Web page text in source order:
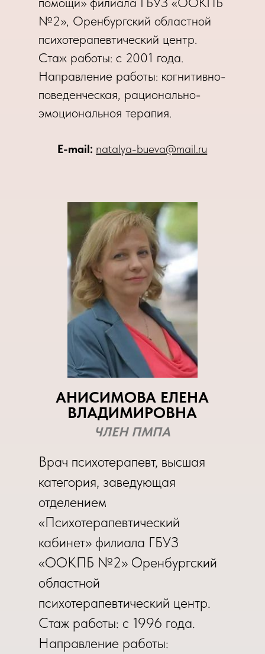
№2», Оренбургский областной
психотерапевтический центр.
Стаж работы: с 2001 года.
Направление работы: когнитивно-
поведенческая, рационально-
эмоциональноя терапия.
Е-mail: natalya-bueva@mail.ru
АНИСИМОВА ЕЛЕНА
ВЛАДИМИРОВНА
ЧЛЕН ПМПА
Врач психотерапевт, высшая
категория, заведующая
отделением
«Психотерапевтический
кабинет» филиала ГБУЗ
«ООКПБ №2» Оренбургский
областной
психотерапевтический центр.
Стаж работы: с 1996 года.
Направление работы: